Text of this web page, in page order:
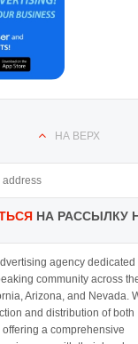
НА ВЕРХ
НА РАССЫЛКУ
agency dedicated
community across
Arizona, and Nevada.
and distribution of both
a comprehensive